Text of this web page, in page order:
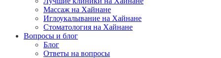
Массаж на Хайнане
Иглоукалывание на Хайнане
Стоматология на Хайнане
Вопросы и блог
Блог
Ответы на вопросы